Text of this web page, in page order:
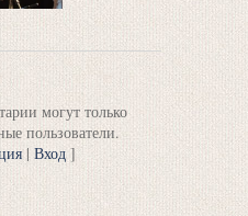
могут только
пользователи.
| Вход]